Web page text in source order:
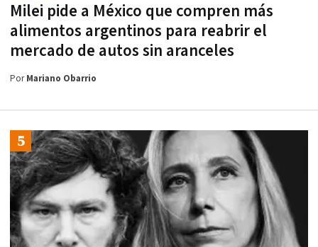
Milei pide a México que compren más
alimentos argentinos para reabrir el
mercado de autos sin aranceles
PorMariano Obarrio